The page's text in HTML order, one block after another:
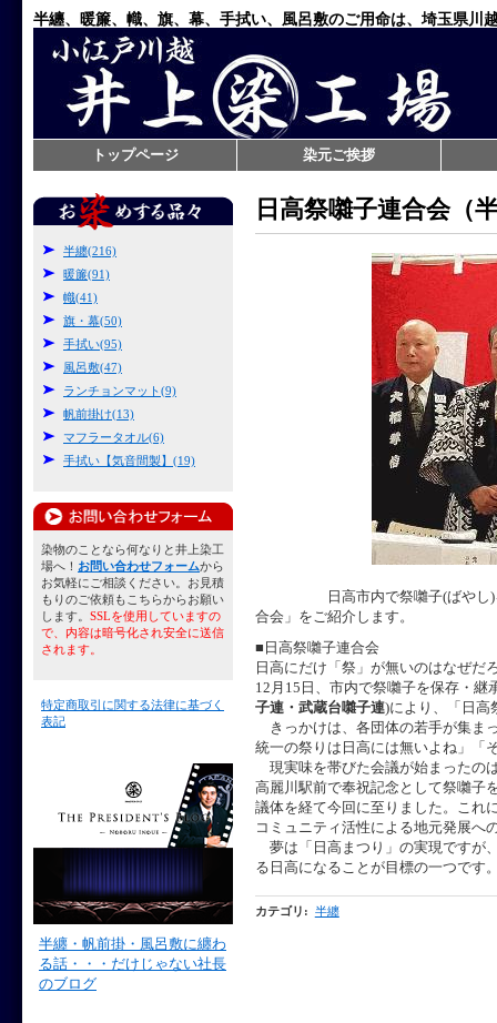
半纏、暖簾、幟、旗、幕、手拭い、風呂敷のご用命は、埼玉県
トップページ 染元ご挨拶
日高祭囃子連合会（
日高市内で祭囃子(ばやし)
合会」をご紹介します。
■日高祭囃子連合会
日高にだけ「祭」が無いのはなぜだ
12月15日、市内で祭囃子を保存・継
子連・武蔵台囃子連)により、「日高
きっかけは、各団体の若手が集ま
統一の祭りは日高には無いよね」「
現実味を帯びた会議が始まったの
高麗川駅前で奉祝記念として祭囃子
議体を経て今回に至りました。これ
コミュニティ活性による地元発展へ
夢は「日高まつり」の実現ですが
る日高になることが目標の一つです
カテゴリ : 半纏
半纏(216)
暖簾(91)
幟(41)
旗・幕(50)
手拭い(95)
風呂敷(47)
ランチョンマット(9)
帆前掛け(13)
マフラータオル(6)
手拭い【気音間製】(19)
染物のことなら何なりと井上染工
場へ！ お問い合わせフォームから
お気軽にご相談ください。お見積
もりのご依頼もこちらからお願い
します。 SSLを使用していますの
で、内容は暗号化され安全に送信
されます。
特定商取引に関する法律に基づく
表記
半纏・帆前掛・風呂敷に纏わ
る話・・・だけじゃない社長
のブログ